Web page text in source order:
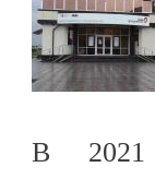
В 2021